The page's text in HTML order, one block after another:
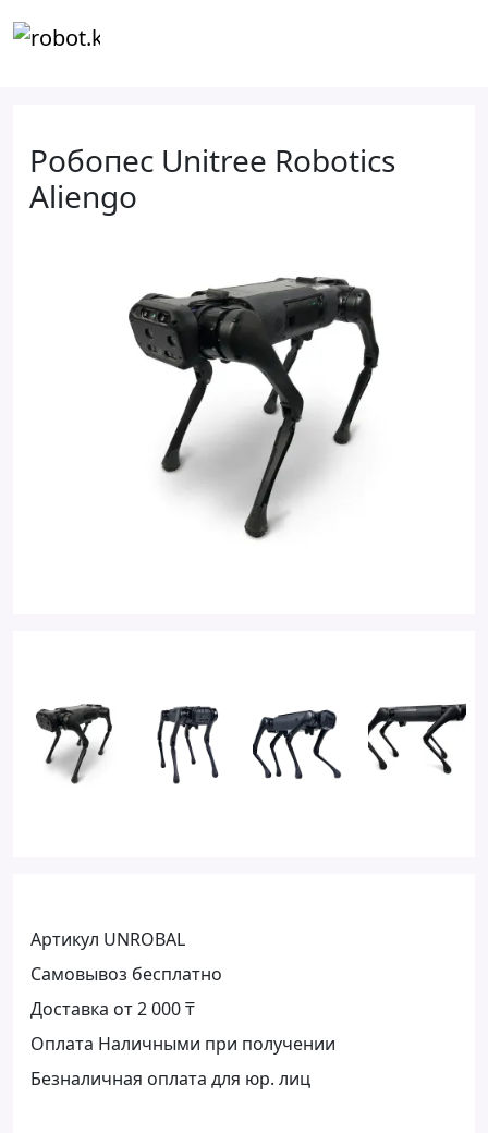
Робопес Unitree Robotics
Aliengo
Артикул UNROBAL
Самовывоз бесплатно
Доставка от 2 000 ₸
Оплата Наличными при получении
Безналичная оплата для юр. лиц